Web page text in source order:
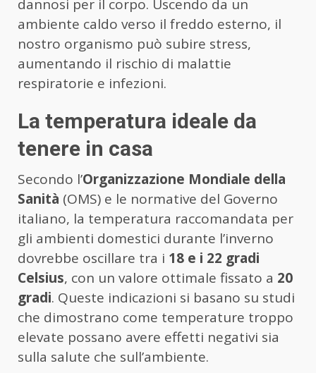
dannosi per il corpo. Uscendo da un
ambiente caldo verso il freddo esterno, il
nostro organismo può subire stress,
aumentando il rischio di malattie
respiratorie e infezioni.
La temperatura ideale da
tenere in casa
Secondo l’Organizzazione Mondiale della
Sanità (OMS) e le normative del Governo
italiano, la temperatura raccomandata per
gli ambienti domestici durante l’inverno
dovrebbe oscillare tra i 18 e i 22 gradi
Celsius, con un valore ottimale fissato a 20
gradi. Queste indicazioni si basano su studi
che dimostrano come temperature troppo
elevate possano avere effetti negativi sia
sulla salute che sull’ambiente.